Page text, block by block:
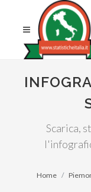
Scarica,
Home